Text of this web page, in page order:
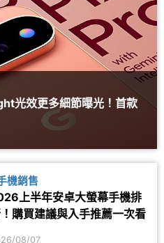
光效更多細節曝光！首款
機銷售
上半年安卓大螢幕手機排
購買建議與入手推薦一次看
08/07